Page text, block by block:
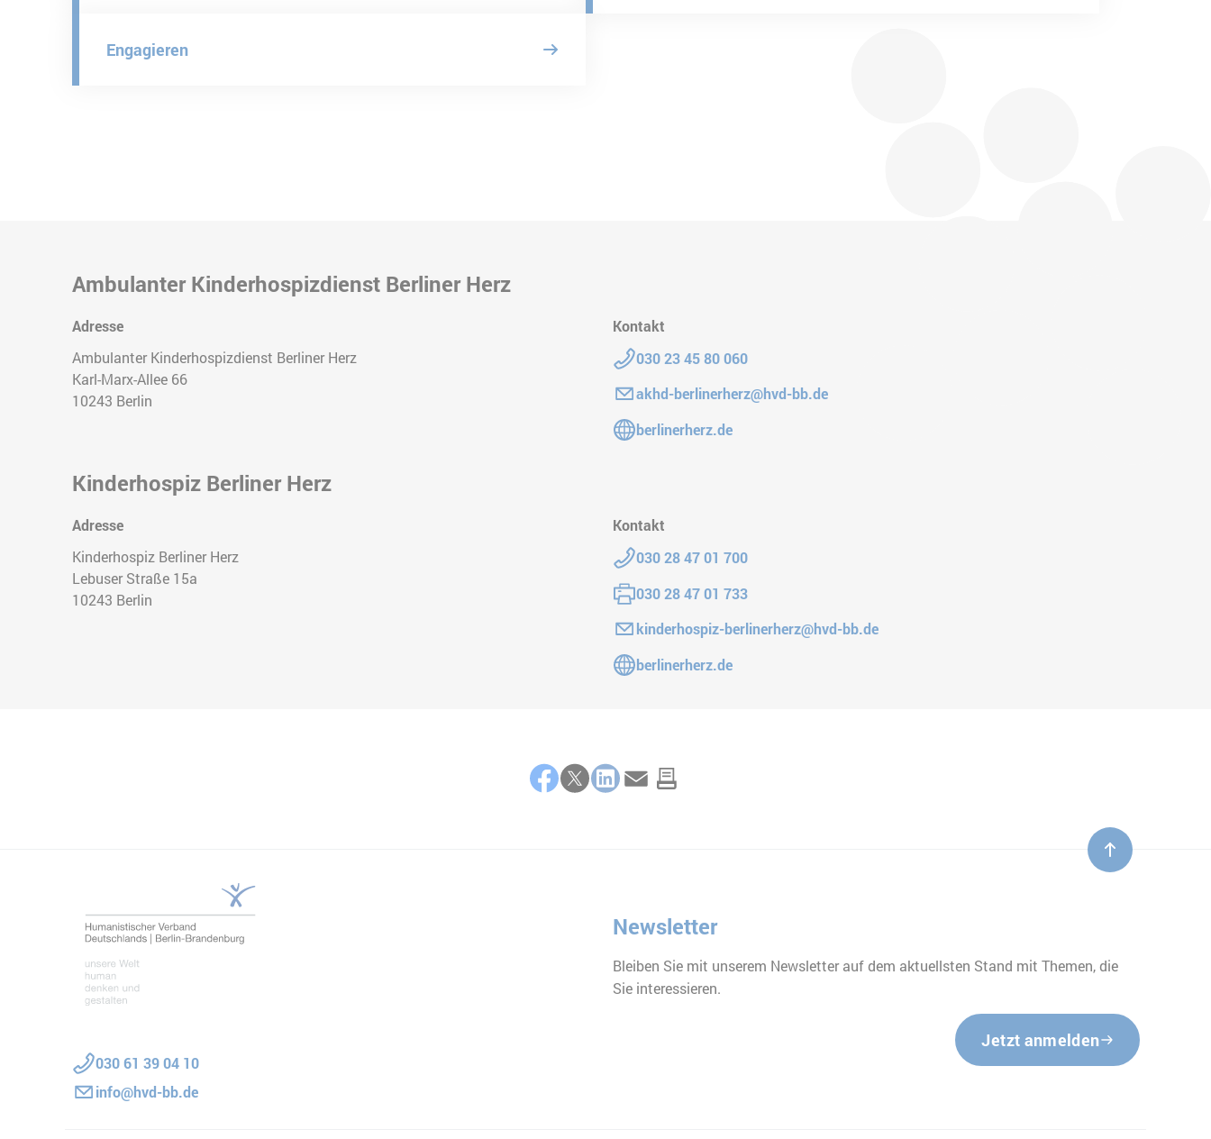
Engagieren
Ambulanter Kinderhospizdienst Berliner Herz
Adresse
Ambulanter Kinderhospizdienst Berliner Herz
Karl-Marx-Allee 66
10243 Berlin
Kontakt
Telefon:
030 23 45 80 060
E-Mail:akhd-berlinerherz@hvd-bb.de
Gehe zur Website:
berlinerherz.de
Kinderhospiz Berliner Herz
Adresse
Kinderhospiz Berliner Herz
Lebuser Straße 15a
10243 Berlin
Kontakt
Telefon:
030 28 47 01 700
Fax:030 28 47 01 733
E-Mail:kinderhospiz-berlinerherz@hvd-bb.de
Gehe zur Website:
berlinerherz.de
030 61 39 04 10
info@hvd-bb.de
Newsletter
Bleiben Sie mit unserem Newsletter auf dem aktuellsten Stand mit Themen, die
Sie interessieren.
Jetzt anmelden